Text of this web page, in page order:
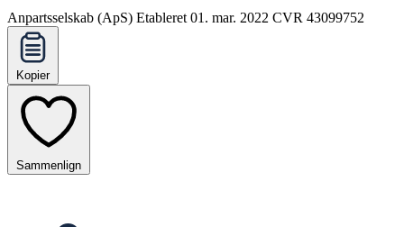
Anpartsselskab (ApS) Etableret 01. mar. 2022 CVR 43099752
Kopier
Sammenlign